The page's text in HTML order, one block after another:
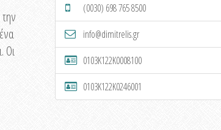
Οι
(0030) 698 765 8500
info@dimitrelis.gr
0103K122K0008100
0103K122K0246001